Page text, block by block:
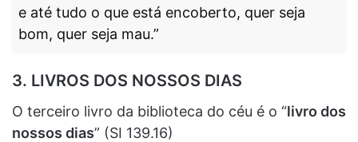
e até tudo o que está encoberto, quer seja
bom, quer seja mau.”
3. LIVROS DOS NOSSOS DIAS
O terceiro livro da biblioteca do céu é o “livro dos
nossos dias” (SI 139.16)